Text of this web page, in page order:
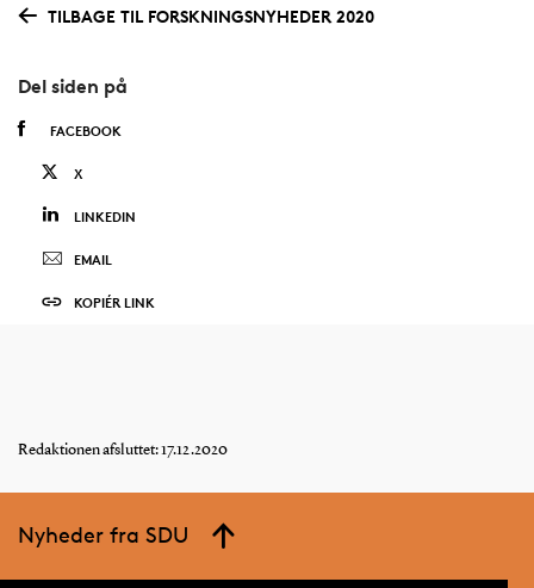
TILBAGE TIL FORSKNINGSNYHEDER 2020
Del siden på
FACEBOOK
X
LINKEDIN
EMAIL
KOPIÉR LINK
Redaktionen afsluttet: 17.12.2020
Nyheder fra SDU